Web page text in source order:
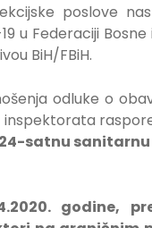
poslove
u Federaciji
BiH/FBiH.
odluke o
satnu
godine,